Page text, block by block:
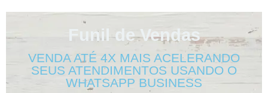
Funil de Vendas
VENDA ATÉ 4X MAIS ACELERANDO
SEUS ATENDIMENTOS USANDO O
WHATSAPP BUSINESS